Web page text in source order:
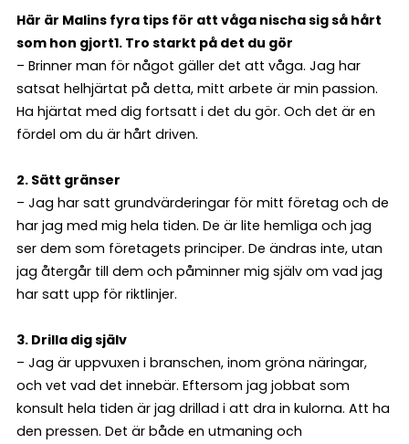
Här är Malins fyra tips för att våga nischa sig så hårt
som hon gjort1. Tro starkt på det du gör
– Brinner man för något gäller det att våga. Jag har
satsat helhjärtat på detta, mitt arbete är min passion.
Ha hjärtat med dig fortsatt i det du gör. Och det är en
fördel om du är hårt driven.
2. Sätt gränser
– Jag har satt grundvärderingar för mitt företag och de
har jag med mig hela tiden. De är lite hemliga och jag
ser dem som företagets principer. De ändras inte, utan
jag återgår till dem och påminner mig själv om vad jag
har satt upp för riktlinjer.
3. Drilla dig själv
– Jag är uppvuxen i branschen, inom gröna näringar,
och vet vad det innebär. Eftersom jag jobbat som
konsult hela tiden är jag drillad i att dra in kulorna. Att ha
den pressen. Det är både en utmaning och